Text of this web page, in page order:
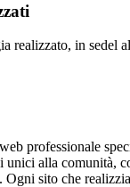
realizzato, in sedel
professionale
alla comunità,
sito che